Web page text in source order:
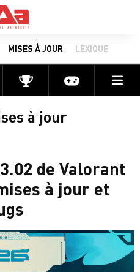
MISES À JOUR LEXIQUE
CompétitionsActu jeux
à jour
de Valorant
à jour et